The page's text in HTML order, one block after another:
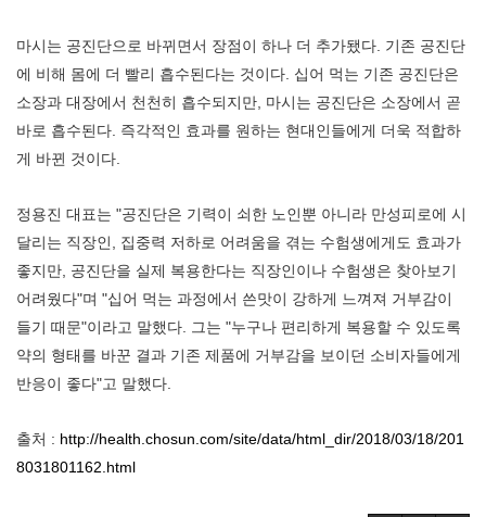
마시는 공진단으로 바뀌면서 장점이 하나 더 추가됐다. 기존 공진단
에 비해 몸에 더 빨리 흡수된다는 것이다. 십어 먹는 기존 공진단은
소장과 대장에서 천천히 흡수되지만, 마시는 공진단은 소장에서 곧
바로 흡수된다. 즉각적인 효과를 원하는 현대인들에게 더욱 적합하
게 바뀐 것이다.
정용진 대표는 "공진단은 기력이 쇠한 노인뿐 아니라 만성피로에 시
달리는 직장인, 집중력 저하로 어려움을 겪는 수험생에게도 효과가
좋지만, 공진단을 실제 복용한다는 직장인이나 수험생은 찾아보기
어려웠다"며 "십어 먹는 과정에서 쓴맛이 강하게 느껴져 거부감이
들기 때문"이라고 말했다. 그는 "누구나 편리하게 복용할 수 있도록
약의 형태를 바꾼 결과 기존 제품에 거부감을 보이던 소비자들에게
반응이 좋다"고 말했다.
출처 : http://health.chosun.com/site/data/html_dir/2018/03/18/201
8031801162.html